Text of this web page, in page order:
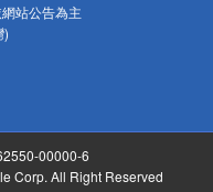
站公告為主
)
00000-6
Corp. All Right Reserved